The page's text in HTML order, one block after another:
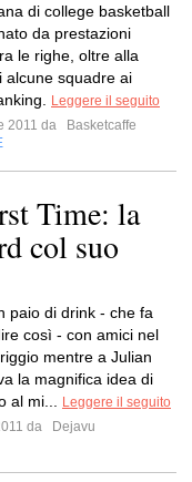
di college basketball
da prestazioni
le righe, oltre alla
alcune squadre ai
Leggere il seguito
2011 da
Basketcaffe
Time: la
col suo
paio di drink - che fa
così - con amici nel
mentre a Julian
la magnifica idea di
al mi...
Leggere il seguito
da
Dejavu